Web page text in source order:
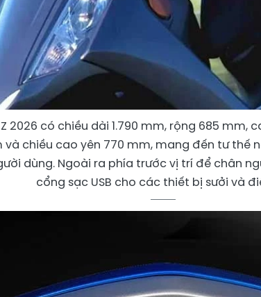
2026 có chiều dài 1.790 mm, rộng 685 mm,
và chiều cao yên 770 mm, mang đến tư thế
dùng. Ngoài ra phía trước vị trí để chân
cổng sạc USB cho các thiết bị sưởi và